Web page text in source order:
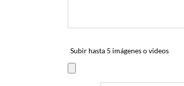
Subir hasta 5 imágenes o videos